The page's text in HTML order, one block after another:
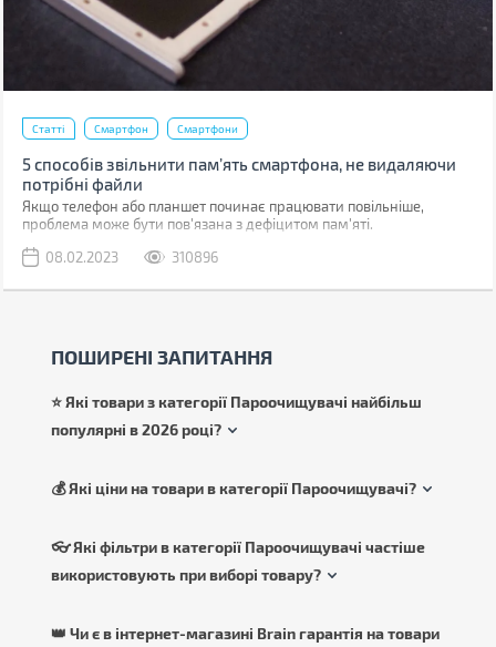
Статті Смартфон Смартфони
5 способів звільнити пам’ять смартфона, не видаляючи
потрібні файли
Якщо телефон або планшет починає працювати повільніше,
проблема може бути пов'язана з дефіцитом пам'яті.
08.02.2023
310896
ПОШИРЕНІ ЗАПИТАННЯ
⭐ Які товари з категорії Пароочищувачі найбільш
популярні в 2026 році?
💰 Які ціни на товари в категорії Пароочищувачі?
👓 Які фільтри в категорії Пароочищувачі частіше
використовують при виборі товару?
👑 Чи є в інтернет-магазині Brain гарантія на товари